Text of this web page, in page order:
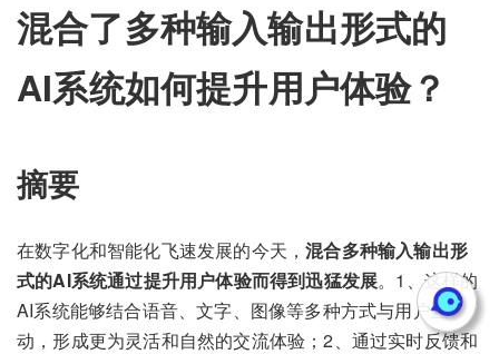
混合了多种输入输出形式的
AI系统如何提升用户体验？
摘要
在数字化和智能化飞速发展的今天，混合多种输入输出形
式的AI系统通过提升用户体验而得到迅猛发展。1、这样的
AI系统能够结合语音、文字、图像等多种方式与用户互
动，形成更为灵活和自然的交流体验；2、通过实时反馈和